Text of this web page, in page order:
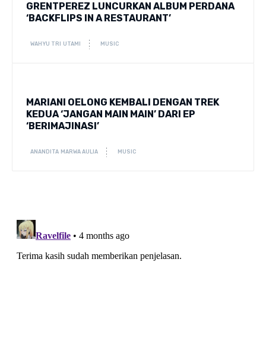
GRENTPEREZ LUNCURKAN ALBUM PERDANA
‘BACKFLIPS IN A RESTAURANT’
WAHYU TRI UTAMI MUSIC
MARIANI OELONG KEMBALI DENGAN TREK
KEDUA ‘JANGAN MAIN MAIN’ DARI EP
‘BERIMAJINASI’
ANANDITA MARWA AULIA MUSIC